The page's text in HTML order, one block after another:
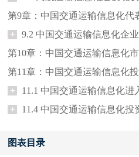
第9章：中国交通运输信息化代
+
9.2 中国交通运输信息化企
第10章：中国交通运输信息化
第11章：中国交通运输信息化
+
11.1 中国交通运输信息化进
+
11.4 中国交通运输信息化投
图表目录